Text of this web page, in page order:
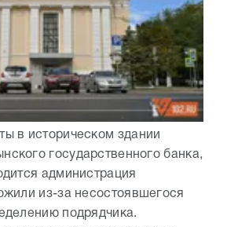
в историческом здании
государственного банка,
администрация
из-за несостоявшегося
подрядчика.